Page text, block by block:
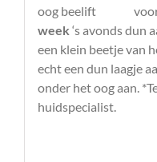
week ‘s avonds dun
een klein beetje van
echt een dun laagje
onder het oog aan.
huidspecialist.